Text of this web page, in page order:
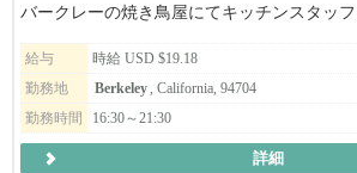
バークレーの焼き鳥屋にてキッチンスタッフ
給与
時給 USD $19.18
勤務地
Berkeley , California, 94704
勤務時間
16:30～21:30
詳細